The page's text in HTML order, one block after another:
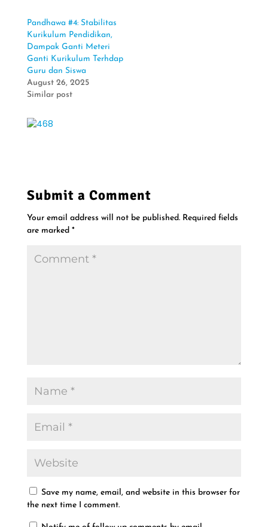
O
e
n
s
i
n
n
e
w
w
o
(
p
e
n
s
n
n
e
Pandhawa #4: Stabilitas
Kurikulum Pendidikan,
Dampak Ganti Meteri
Ganti Kurikulum Terhdap
Guru dan Siswa
August 26, 2025
Similar post
Submit a Comment
Your email address will not be published. Required fields
are marked *
Save my name, email, and website in this browser for
the next time I comment.